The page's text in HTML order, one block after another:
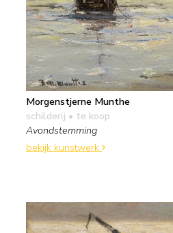
Morgenstjerne Munthe
schilderij • te koop
Avondstemming
bekijk kunstwerk